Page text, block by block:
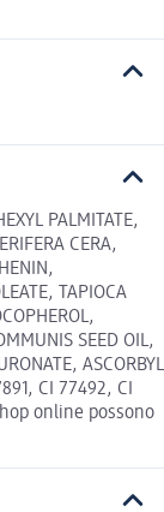
PALMITATE,
CERA,
TAPIOCA
SEED OIL,
ASCORBYL
CI 77492, CI
online possono